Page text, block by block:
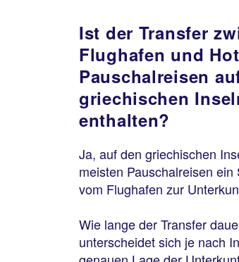
Ist der Transfer
Flughafen und
Pauschalreisen
griechischen
enthalten?
Ja, auf den griechischen
meisten Pauschalreisen
vom Flughafen zur
Wie lange der Transfer
unterscheidet sich je nach